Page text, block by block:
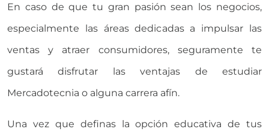
En caso de que tu gran pasión sean los negocios,
especialmente las áreas dedicadas a impulsar las
ventas y atraer consumidores, seguramente te
gustará disfrutar las ventajas de estudiar
Mercadotecnia o alguna carrera afín.
Una vez que definas la opción educativa de tus